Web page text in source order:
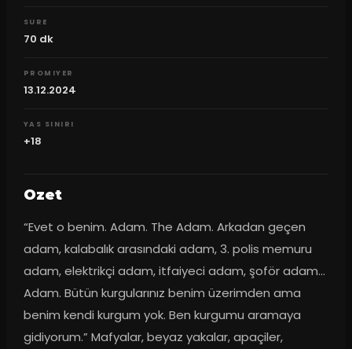
SURE
70 dk
PROMIYER
13.12.2024
YAS SINIRI
+18
Ozet
“Evet o benim. Adam. The Adam. Arkadan geçen
adam, kalabalık arasındaki adam, 3. polis memuru
adam, elektrikçi adam, itfaiyeci adam, şoför adam...
Adam. Bütün kurgularınız benim üzerimden ama
benim kendi kurgum yok. Ben kurgumu aramaya
gidiyorum.” Mafyalar, beyaz yakalar, apaçiler,